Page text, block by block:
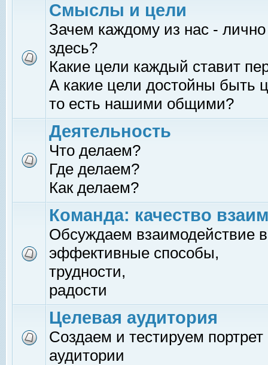
Смыслы и цели
Зачем каждому из нас -
здесь?
Какие цели каждый ставит
А какие цели достойны быть
то есть нашими общими?
Деятельность
Что делаем?
Где делаем?
Как делаем?
Команда: качество
Обсуждаем взаимодействие
эффективные способы,
трудности,
радости
Целевая аудитория
Создаем и тестируем
аудитории